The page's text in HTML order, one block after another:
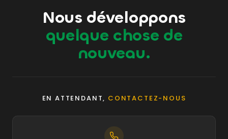
Nous développons
quelque chose de
nouveau.
EN ATTENDANT, CONTACTEZ-NOUS